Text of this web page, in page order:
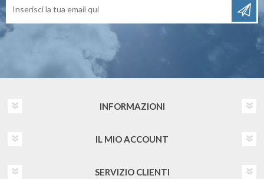
INFORMAZIONI
IL MIO ACCOUNT
SERVIZIO CLIENTI